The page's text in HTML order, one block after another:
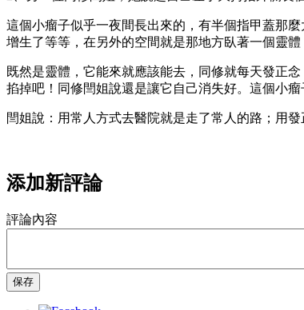
這個小瘤子似乎一夜間長出來的，有半個指甲蓋那
增生了等等，在另外的空間就是那地方臥著一個靈
既然是靈體，它能來就應該能去，同修就每天發正
掐掉吧！同修閆姐說還是讓它自己消失好。這個小
閆姐說：用常人方式去醫院就是走了常人的路；用
添加新評論
評論內容
保存